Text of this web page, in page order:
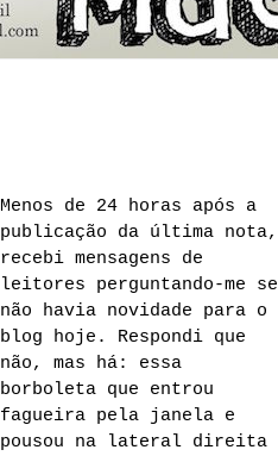
Menos de 24 horas após a
publicação da última nota,
recebi mensagens de
leitores perguntando-me se
não havia novidade para o
blog hoje. Respondi que
não, mas há: essa
borboleta que entrou
fagueira pela janela e
pousou na lateral direita